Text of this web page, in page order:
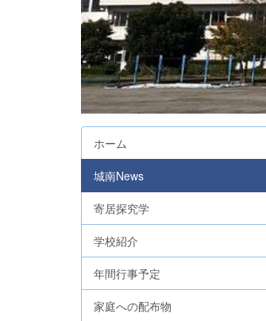
ホーム
城南News
寄居探究学
学校紹介
年間行事予定
家庭への配布物